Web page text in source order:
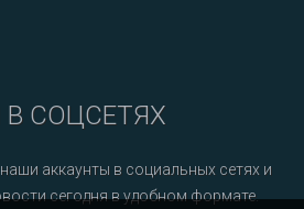
СОЦСЕТЯХ
аккаунты в социальных сетях и
сегодня в удобном формате.